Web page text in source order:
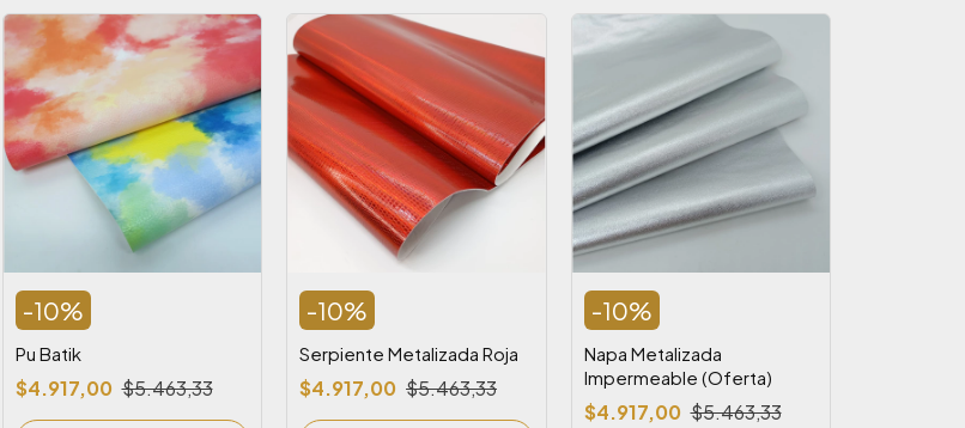
-10%
Pu Batik
$4.917,00 $5.463,33
-10%
Serpiente Metalizada Roja
$4.917,00 $5.463,33
-10%
Napa Metalizada
Impermeable (Oferta)
$4.917,00 $5.463,33